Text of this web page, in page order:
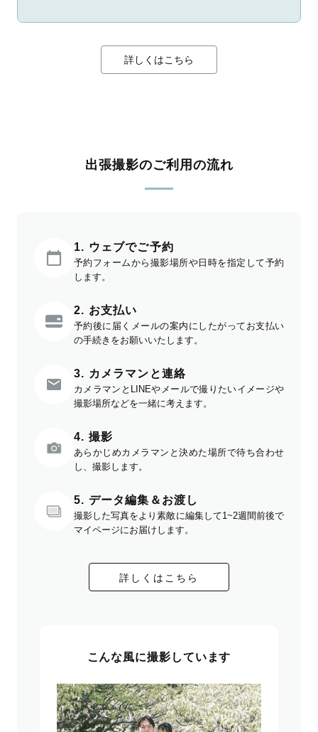
詳しくはこちら
出張撮影のご利用の流れ
1. ウェブでご予約
予約フォームから撮影場所や日時を指定して予約
します。
2. お支払い
予約後に届くメールの案内にしたがってお支払い
の手続きをお願いいたします。
3. カメラマンと連絡
カメラマンとLINEやメールで撮りたいイメージや
撮影場所などを一緒に考えます。
4. 撮影
あらかじめカメラマンと決めた場所で待ち合わせ
し、撮影します。
5. データ編集＆お渡し
撮影した写真をより素敵に編集して1~2週間前後で
マイページにお届けします。
詳しくはこちら
こんな風に撮影しています